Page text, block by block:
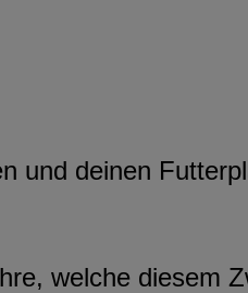
und deinen
welche diesem